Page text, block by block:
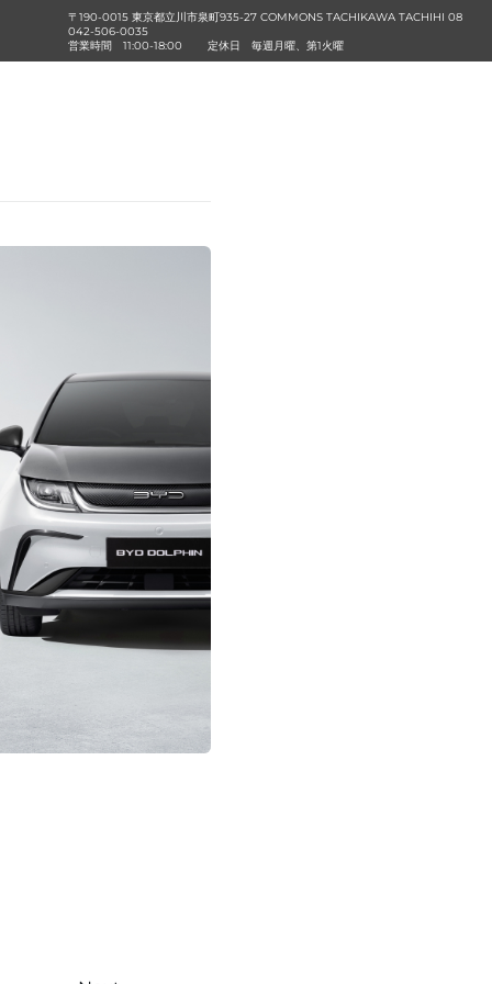
〒190-0015 東京都立川市泉町935-27 COMMONS TACHIKAWA TACHIHI 08
042-506-0035
営業時間
11:00-18:00 定休日 毎週月曜、第1火曜